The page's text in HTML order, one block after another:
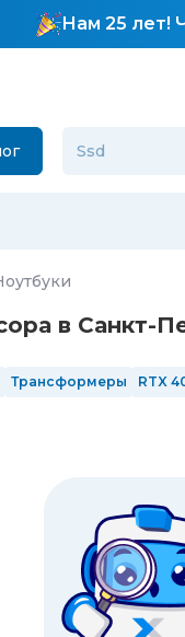
Нам 25 лет!
в Санкт-
Трансформеры RTX
РФ